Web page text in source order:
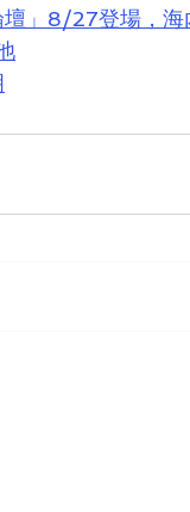
壇」8/27登場，